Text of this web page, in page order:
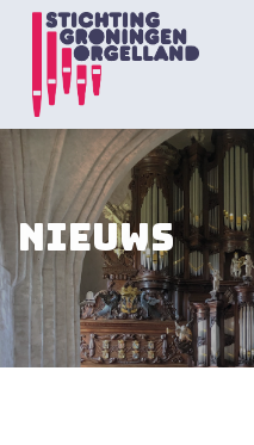
inhoud
Nieuws